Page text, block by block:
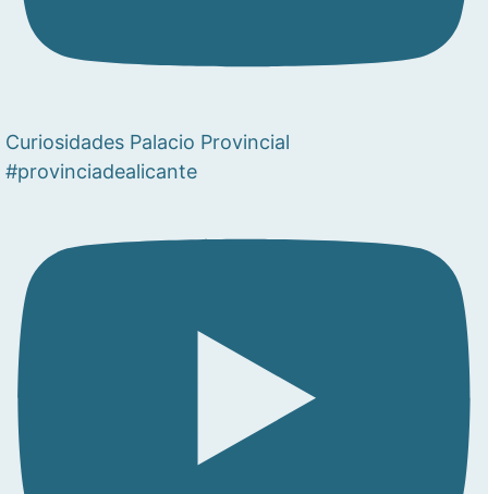
Curiosidades Palacio Provincial
#provinciadealicante